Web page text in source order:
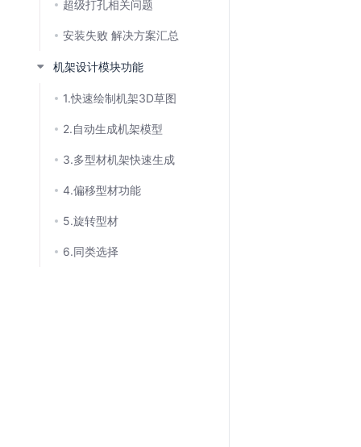
超级打孔相关问题
安装失败 解决方案汇总
机架设计模块功能
1.快速绘制机架3D草图
2.自动生成机架模型
3.多型材机架快速生成
4.偏移型材功能
5.旋转型材
6.同类选择